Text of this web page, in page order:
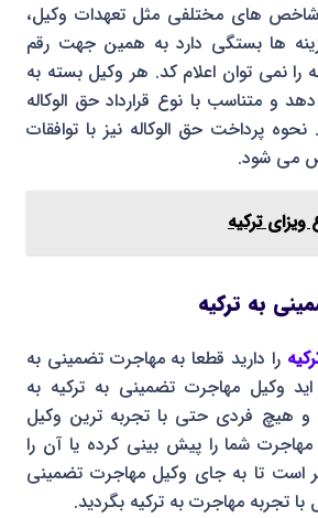
شاخص های مختلفی مثل تعهدات وکیل،
ها بستگی دارد به همین جهت رقم
نمی توان اعلام کد. هر وکیل بسته به
و متناسب با نوع قرارداد حق الوکاله
پرداخت حق الوکاله نیز با توافقات
می شود.
ویزای ترکیه
به ترکیه
را دارید قطعا به مهاجرت تضمینی به
وکیل مهاجرت تضمینی به ترکیه به
و هیچ فردی حتی با تجربه ترین وکیل
شما را پیش بینی کرده یا آن را
است تا به جای وکیل مهاجرت تضمینی
با تجربه مهاجرت به ترکیه بگردید.